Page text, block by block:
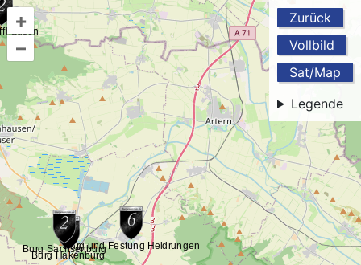
Zurück
Vollbild
Sat/Map
Legende
+
–